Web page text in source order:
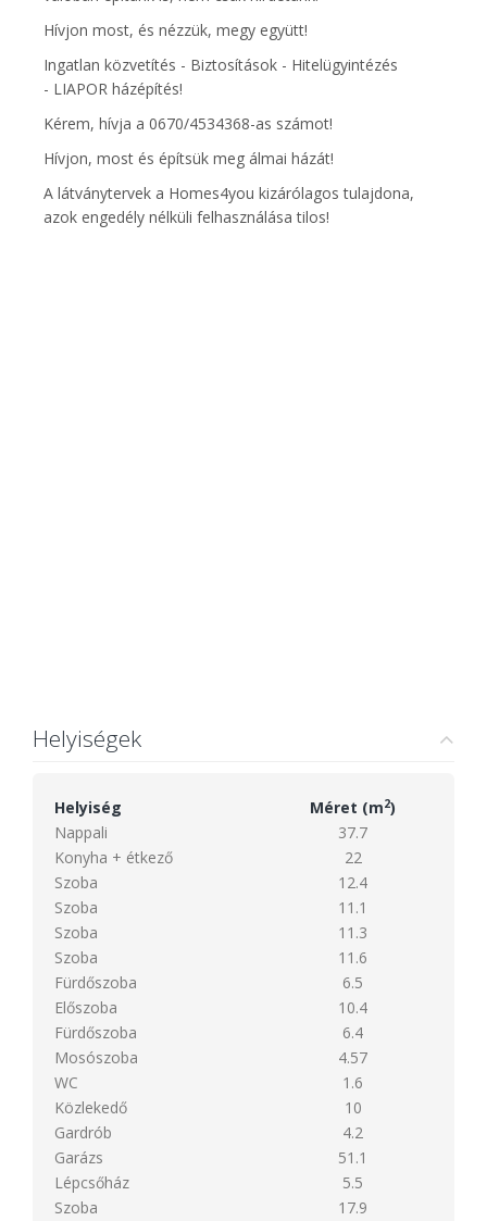
Hívjon most, és nézzük, megy együtt!
Ingatlan közvetítés - Biztosítások - Hitelügyintézés
- LIAPOR házépítés!
Kérem, hívja a 0670/4534368-as számot!
Hívjon, most és építsük meg álmai házát!
A látványtervek a Homes4you kizárólagos tulajdona,
azok engedély nélküli felhasználása tilos!
Helyiségek
Helyiség Méret (m2)
Nappali
37.7
Konyha + étkező
22
Szoba
12.4
Szoba
11.1
Szoba
11.3
Szoba
11.6
Fürdőszoba
6.5
Előszoba
10.4
Fürdőszoba
6.4
Mosószoba
4.57
WC
1.6
Közlekedő
10
Gardrób
4.2
Garázs
51.1
Lépcsőház
5.5
Szoba
17.9